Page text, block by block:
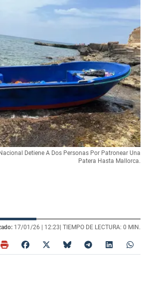
Detiene A Dos Personas Por Patronear Una
Patera Hasta Mallorca.
17/01/26 | 12:23| TIEMPO DE LECTURA: 0 MIN.